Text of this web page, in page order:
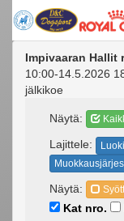
Impivaaran Hallit
10:00-14.5.2026
jälkikoe
Näytä:
Lajittele:
Näytä:
Kat nro.